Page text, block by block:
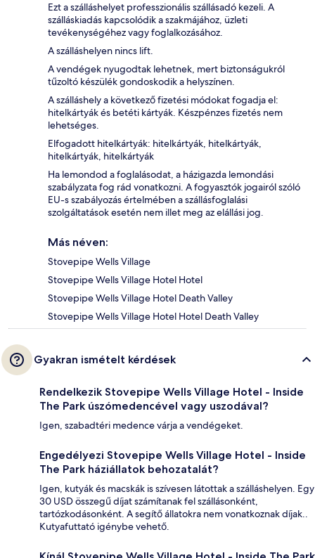
Ezt a szálláshelyet professzionális szállásadó kezeli. A
szálláskiadás kapcsolódik a szakmájához, üzleti
tevékenységéhez vagy foglalkozásához.
A szálláshelyen nincs lift.
A vendégek nyugodtak lehetnek, mert biztonságukról
tűzoltó készülék gondoskodik a helyszínen.
A szálláshely a következő fizetési módokat fogadja el:
hitelkártyák és betéti kártyák. Készpénzes fizetés nem
lehetséges.
Elfogadott hitelkártyák: hitelkártyák, hitelkártyák,
hitelkártyák, hitelkártyák
Ha lemondod a foglalásodat, a házigazda lemondási
szabályzata fog rád vonatkozni. A fogyasztók jogairól szóló
EU-s szabályozás értelmében a szállásfoglalási
szolgáltatások esetén nem illet meg az elállási jog.
Más néven:
Stovepipe Wells Village
Stovepipe Wells Village Hotel Hotel
Stovepipe Wells Village Hotel Death Valley
Stovepipe Wells Village Hotel Hotel Death Valley
Gyakran ismételt kérdések
Rendelkezik Stovepipe Wells Village Hotel - Inside
The Park úszómedencével vagy uszodával?
Igen, szabadtéri medence várja a vendégeket.
Engedélyezi Stovepipe Wells Village Hotel - Inside
The Park háziállatok behozatalát?
Igen, kutyák és macskák is szívesen látottak a szálláshelyen. Egy
30 USD összegű díjat számítanak fel szállásonként,
tartózkodásonként. A segítő állatokra nem vonatkoznak díjak..
Kutyafuttató igénybe vehető.